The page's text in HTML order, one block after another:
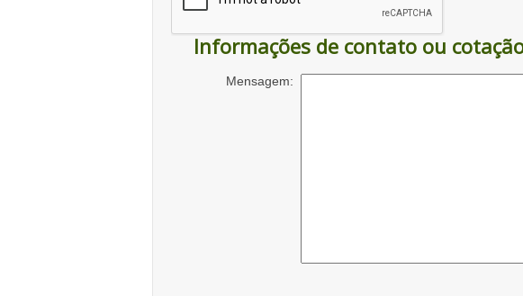
Informações de contato ou
Mensagem: